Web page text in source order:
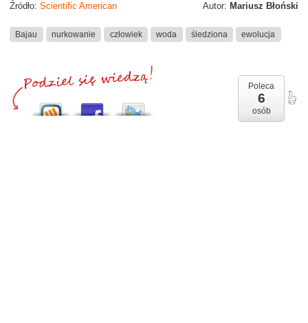
Autor: Mariusz Błoński
Źródło: Scientific American
Bajau nurkowanie człowiek woda śledziona ewolucja
Poleca
6
osób